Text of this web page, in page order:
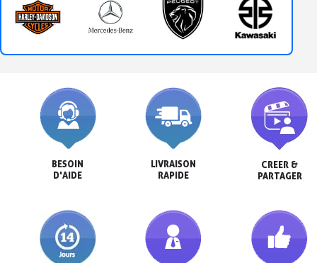
BESOIN
D'AIDE
LIVRAISON
RAPIDE
CREER &
PARTAGER